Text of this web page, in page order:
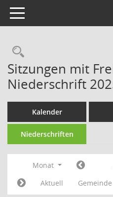
Toggle navigation
Sitzungen mit
Niederschrift
Kalender
Niederschriften
Monat
Aktuell